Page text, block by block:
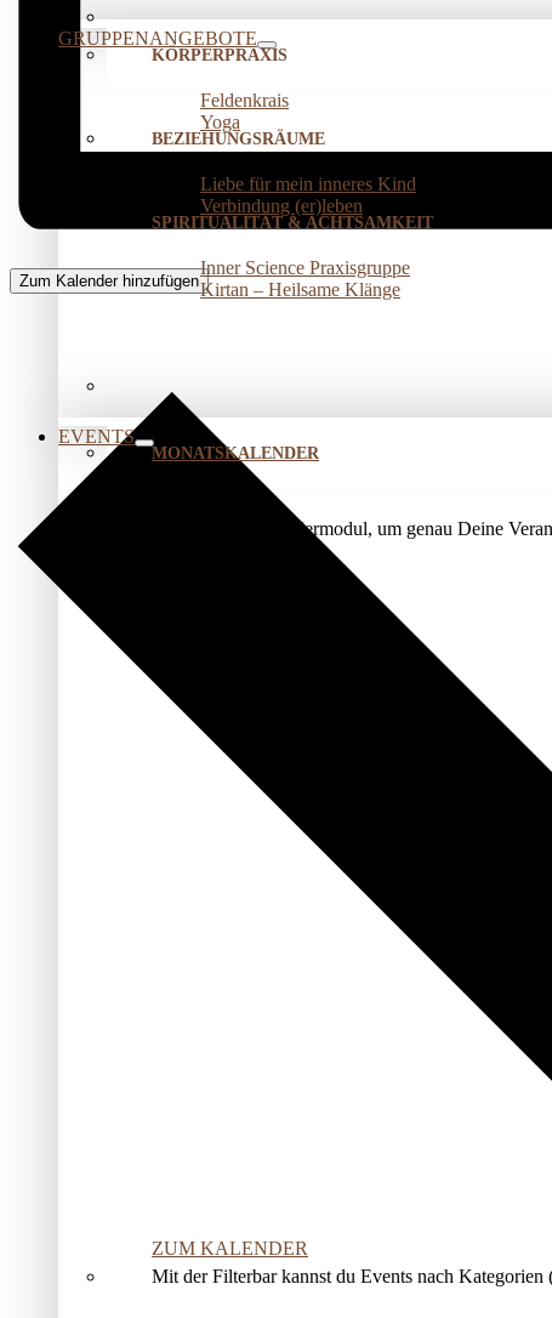
GRUPPENANGEBOTE
KÖRPERPRAXIS
Feldenkrais
Yoga
BEZIEHUNGSRÄUME
Liebe für mein inneres Kind
Verbindung (er)leben
SPIRITUALITÄT & ACHTSAMKEIT
Inner Science Praxisgruppe
Kirtan – Heilsame Klänge
EVENTS
MONATSKALENDER
Nutze unser Kalendermodul, um genau Deine
ZUM KALENDER
Mit der Filterbar kannst du Events nach
Zum Kalender hinzufügen